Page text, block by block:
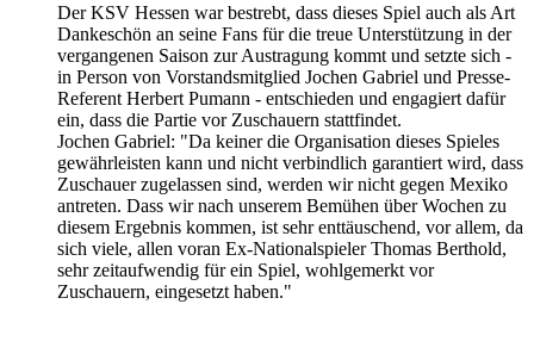
Der KSV Hessen war bestrebt, dass dieses Spiel auch als Art
Dankeschön an seine Fans für die treue Unterstützung in der
vergangenen Saison zur Austragung kommt und setzte sich -
in Person von Vorstandsmitglied Jochen Gabriel und Presse-
Referent Herbert Pumann - entschieden und engagiert dafür
ein, dass die Partie vor Zuschauern stattfindet.
Jochen Gabriel: "Da keiner die Organisation dieses Spieles
gewährleisten kann und nicht verbindlich garantiert wird, dass
Zuschauer zugelassen sind, werden wir nicht gegen Mexiko
antreten. Dass wir nach unserem Bemühen über Wochen zu
diesem Ergebnis kommen, ist sehr enttäuschend, vor allem, da
sich viele, allen voran Ex-Nationalspieler Thomas Berthold,
sehr zeitaufwendig für ein Spiel, wohlgemerkt vor
Zuschauern, eingesetzt haben."